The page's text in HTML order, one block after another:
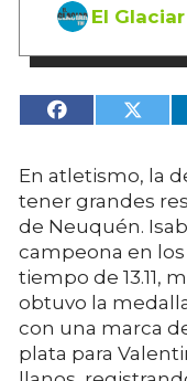
El
En atletismo, la
tener grandes
de Neuquén.
campeona en
tiempo de 13.11,
obtuvo la
con una marca
plata para